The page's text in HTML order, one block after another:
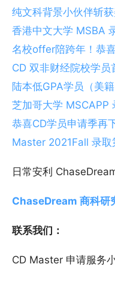
纯文科背景小伙伴斩
香港中文大学 MSBA
名校offer陪跨年！恭
CD 双非财经院校学
陆本低GPA学员（美
芝加哥大学 MSCAPP
恭喜CD学员申请季再
Master 2021Fall 录取
日常安利
ChaseDream 商科研
联系我们：
CD Master 申请服务